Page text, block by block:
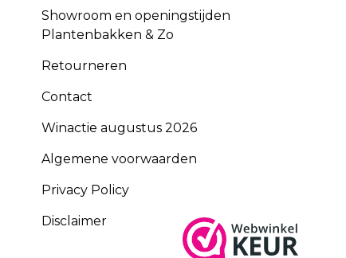
Showroom en openingstijden
Plantenbakken & Zo
Retourneren
Contact
Winactie augustus 2026
Algemene voorwaarden
Privacy Policy
Disclaimer